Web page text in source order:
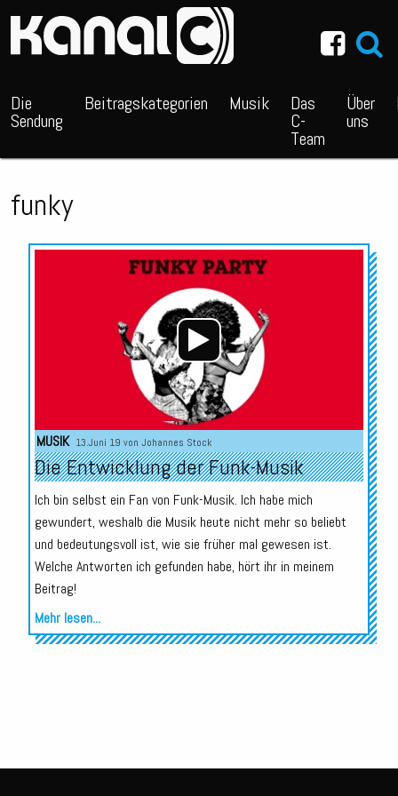
Die
Sendung
Beitragskategorien Musik Das
C-
Team
Über
uns
funky
Audio-
Player
MUSIK 13.Juni 19 von Johannes Stock
Die Entwicklung der Funk-Musik
Ich bin selbst ein Fan von Funk-Musik. Ich habe mich
gewundert, weshalb die Musik heute nicht mehr so beliebt
und bedeutungsvoll ist, wie sie früher mal gewesen ist.
Welche Antworten ich gefunden habe, hört ihr in meinem
Beitrag!
Mehr lesen...